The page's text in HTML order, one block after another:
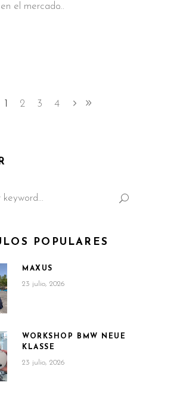
el mercado
2 3 4
POPULARES
MAXUS
23 julio, 2026
WORKSHOP BMW NEUE
KLASSE
23 julio, 2026